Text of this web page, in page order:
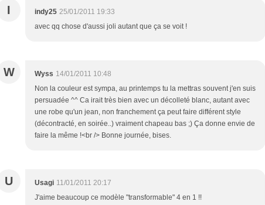
I indy25 25/01/2011 19:33
avec qq chose d'aussi joli autant que ça se voit !
W Wyss 14/01/2011 10:48
Non la couleur est sympa, au printemps tu la mettras souvent j'en suis
persuadée ^^ Ca irait très bien avec un décolleté blanc, autant avec
une robe qu'un jean, non franchement ça peut faire différent style
(décontracté, en soirée..) vraiment chapeau bas ;) Ça donne envie de
faire la même !<br /> Bonne journée, bises.
U Usagi 11/01/2011 20:17
J'aime beaucoup ce modèle "transformable" 4 en 1 !!